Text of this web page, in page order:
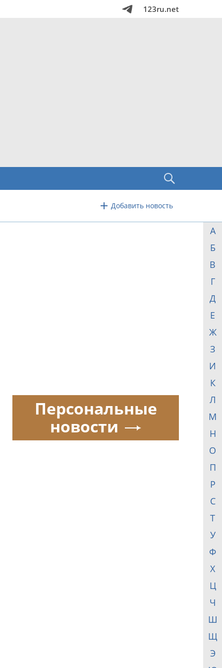
123ru.net
Добавить новость
А
Б
В
Г
Д
Е
Ж
З
И
К
Л
М
Н
О
П
Р
С
Т
У
Ф
Х
Ц
Ч
Ш
Щ
Э
Персональные
новости